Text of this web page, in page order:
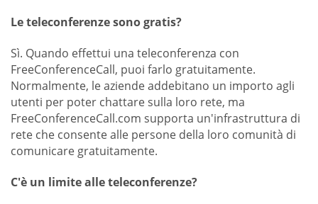
Le teleconferenze sono gratis?
Sì. Quando effettui una teleconferenza con
FreeConferenceCall, puoi farlo gratuitamente.
Normalmente, le aziende addebitano un importo agli
utenti per poter chattare sulla loro rete, ma
FreeConferenceCall.com supporta un'infrastruttura di
rete che consente alle persone della loro comunità di
comunicare gratuitamente.
C'è un limite alle teleconferenze?